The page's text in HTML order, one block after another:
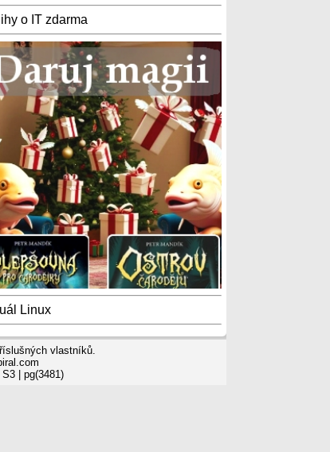
o IT zdarma
Linux
vlastníků.
S3| pg(3481)